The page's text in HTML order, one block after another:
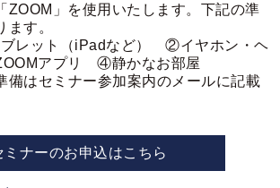
ZOOM」を使用いたします。下記の準
す。
レット（iPadなど） ②イヤホン・ヘ
アプリ ④静かなお部屋
備はセミナー参加案内のメールに記載
ミナーのお申込はこちら